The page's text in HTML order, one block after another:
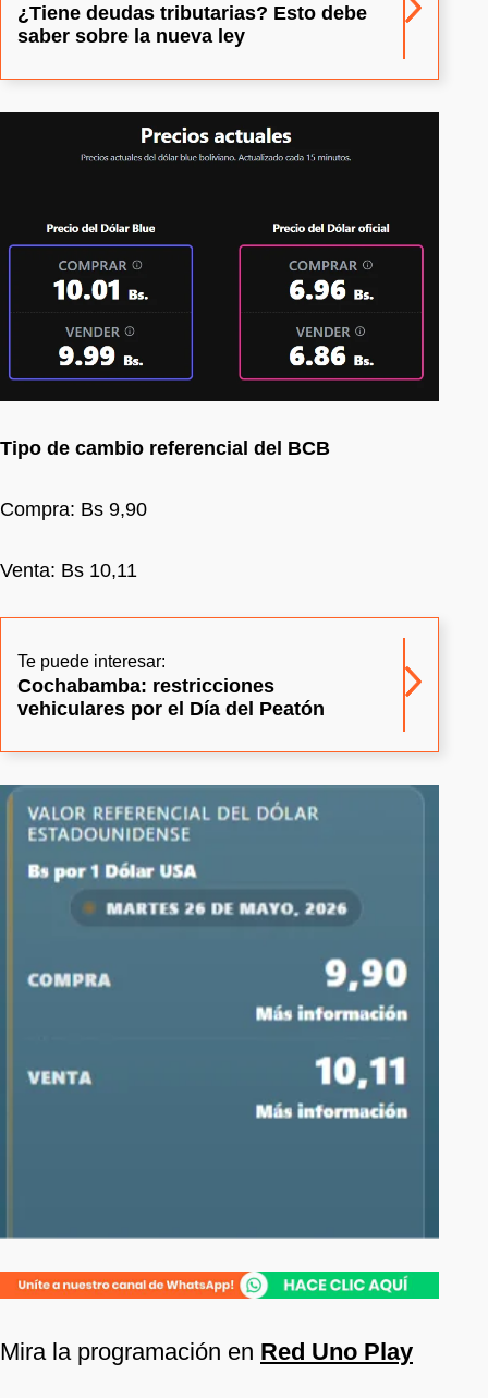
¿Tiene deudas tributarias? Esto debe
saber sobre la nueva ley
Tipo de cambio referencial del BCB
Compra: Bs 9,90
Venta: Bs 10,11
Te puede interesar:
Cochabamba: restricciones
vehiculares por el Día del Peatón
Mira la programación en Red Uno Play